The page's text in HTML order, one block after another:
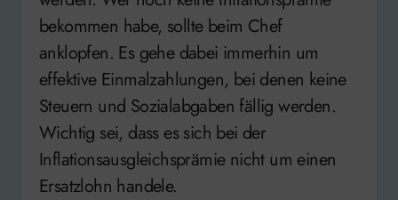
bekommen habe, sollte beim Chef
anklopfen. Es gehe dabei immerhin um
effektive Einmalzahlungen, bei denen keine
Steuern und Sozialabgaben fällig werden.
Wichtig sei, dass es sich bei der
Inflationsausgleichsprämie nicht um einen
Ersatzlohn handele.